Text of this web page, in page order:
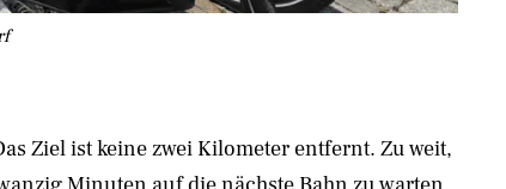
Ziel ist keine zwei Kilometer entfernt. Zu weit,